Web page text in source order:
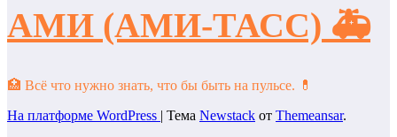
АМИ (АМИ-ТАСС) 🚑
🏥 Всё что нужно знать, что бы быть на пульсе. 💊
На платформе WordPress
Тема Newstack от Themeansar.